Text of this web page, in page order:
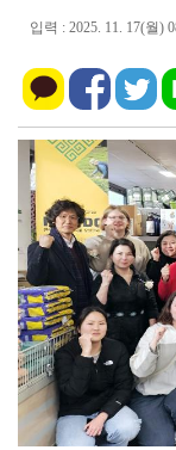
영암 가뭄 '비상'…
광양시 광영도서
입력 : 2025. 11. 17(월)